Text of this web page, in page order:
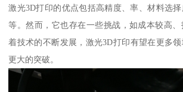
激光3D打印的优点包括高精度、率、材料选
等。然而，它也存在一些挑战，如成本较高
着技术的不断发展，激光3D打印有望在更多
更大的突破。